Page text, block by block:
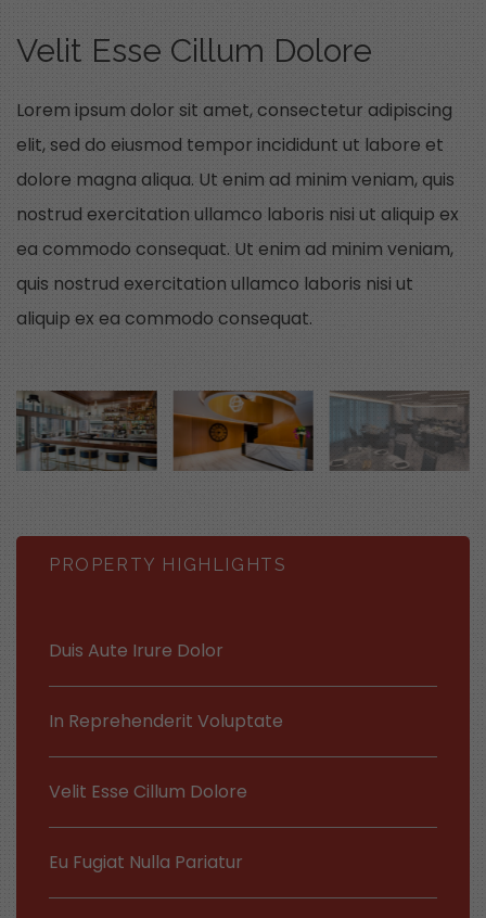
Velit Esse Cillum Dolore
Lorem ipsum dolor sit amet, consectetur adipiscing
elit, sed do eiusmod tempor incididunt ut labore et
dolore magna aliqua. Ut enim ad minim veniam, quis
nostrud exercitation ullamco laboris nisi ut aliquip ex
ea commodo consequat. Ut enim ad minim veniam,
quis nostrud exercitation ullamco laboris nisi ut
aliquip ex ea commodo consequat.
PROPERTY HIGHLIGHTS
Duis Aute Irure Dolor
In Reprehenderit Voluptate
Velit Esse Cillum Dolore
Eu Fugiat Nulla Pariatur